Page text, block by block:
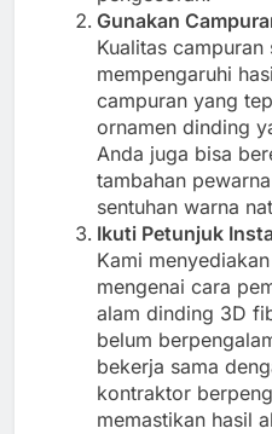
Gunakan
Kualitas campuran
mempengaruhi
campuran yang
ornamen dinding
Anda juga bisa
tambahan
sentuhan warna
Ikuti Petunjuk
Kami
mengenai cara
alam dinding 3D
belum
bekerja sama
kontraktor
memastikan hasil